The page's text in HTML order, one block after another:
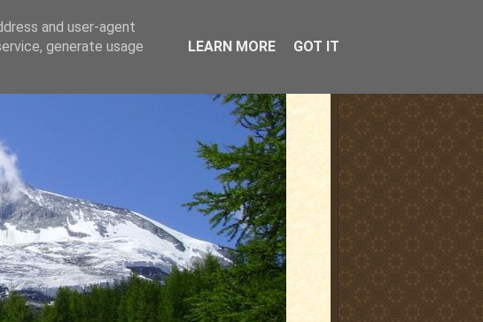
and user-agent
generate usage
LEARN MORE GOT IT